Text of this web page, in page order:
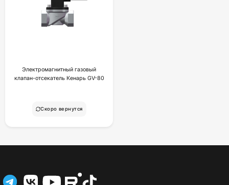
Электромагнитный газовый
клапан-отсекатель Кенарь GV-80
Скоро вернутся